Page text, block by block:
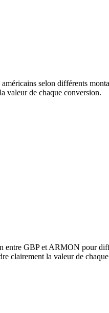
selon différents
valeur de chaque conversion.
entre GBP et ARMON pour
clairement la valeur de